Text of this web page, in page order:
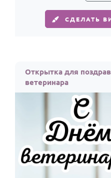
СДЕЛАТЬ
Открытка для
ветеринара